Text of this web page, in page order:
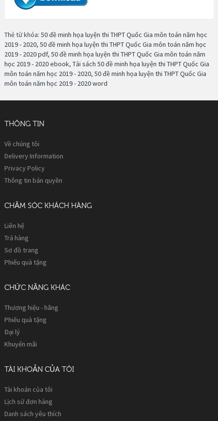
Thẻ từ khóa: 50 đề minh họa luyện thi THPT Quốc Gia môn toán năm học
2019 - 2020, 50 đề minh họa luyện thi THPT Quốc Gia môn toán năm học
2019 - 2020 pdf, 50 đề minh họa luyện thi THPT Quốc Gia môn toán năm
học 2019 - 2020 ebook, Tải sách 50 đề minh họa luyện thi THPT Quốc Gia
môn toán năm học 2019 - 2020, 50 đề minh họa luyện thi THPT Quốc Gia
môn toán năm học 2019 - 2020 word
THÔNG TIN
Về chúng tôi
Delivery Information
Privacy Policy
Thông tin bản quyền
CHĂM SÓC KHÁCH HÀNG
Liên hệ
Trả hàng
Sơ đồ trang
Phiếu quà tặng
CHỨC NĂNG KHÁC
Thương hiệu - hãng
Phiếu quà tặng
Đại lý
Khuyến mãi
TÀI KHOẢN CỦA TÔI
Tài khoản của tôi
Lịch sử đơn hàng
Danh sách yêu thích